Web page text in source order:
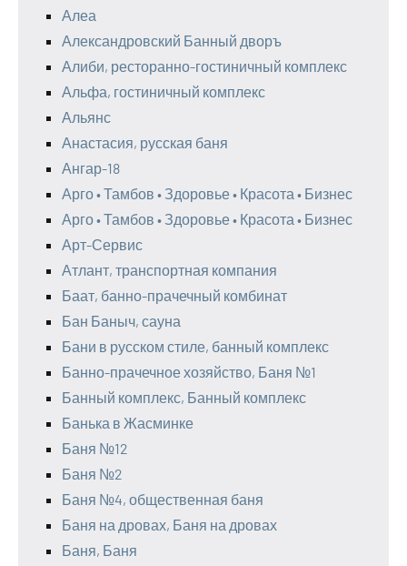
Алеа
Александровский Банный дворъ
Алиби, ресторанно-гостиничный комплекс
Альфа, гостиничный комплекс
Альянс
Анастасия, русская баня
Ангар-18
Арго • Тамбов • Здоровье • Красота • Бизнес
Арго • Тамбов • Здоровье • Красота • Бизнес
Арт-Сервис
Атлант, транспортная компания
Баат, банно-прачечный комбинат
Бан Баныч, сауна
Бани в русском стиле, банный комплекс
Банно-прачечное хозяйство, Баня №1
Банный комплекс, Банный комплекс
Банька в Жасминке
Баня №12
Баня №2
Баня №4, общественная баня
Баня на дровах, Баня на дровах
Баня, Баня